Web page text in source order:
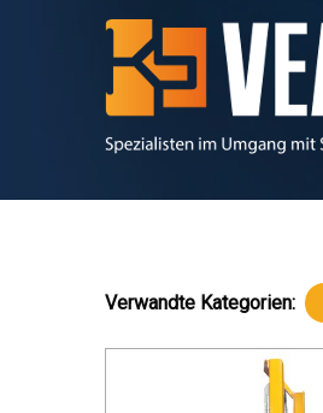
Verwandte Kategorien: